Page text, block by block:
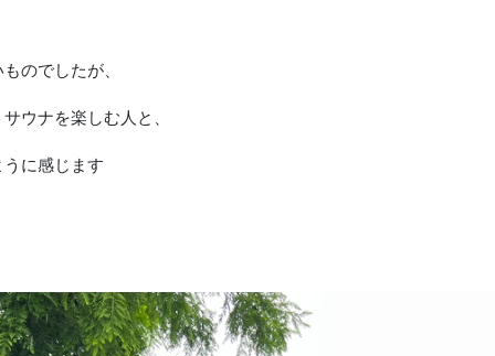
のでしたが、
ウナを楽しむ人と、
に感じます